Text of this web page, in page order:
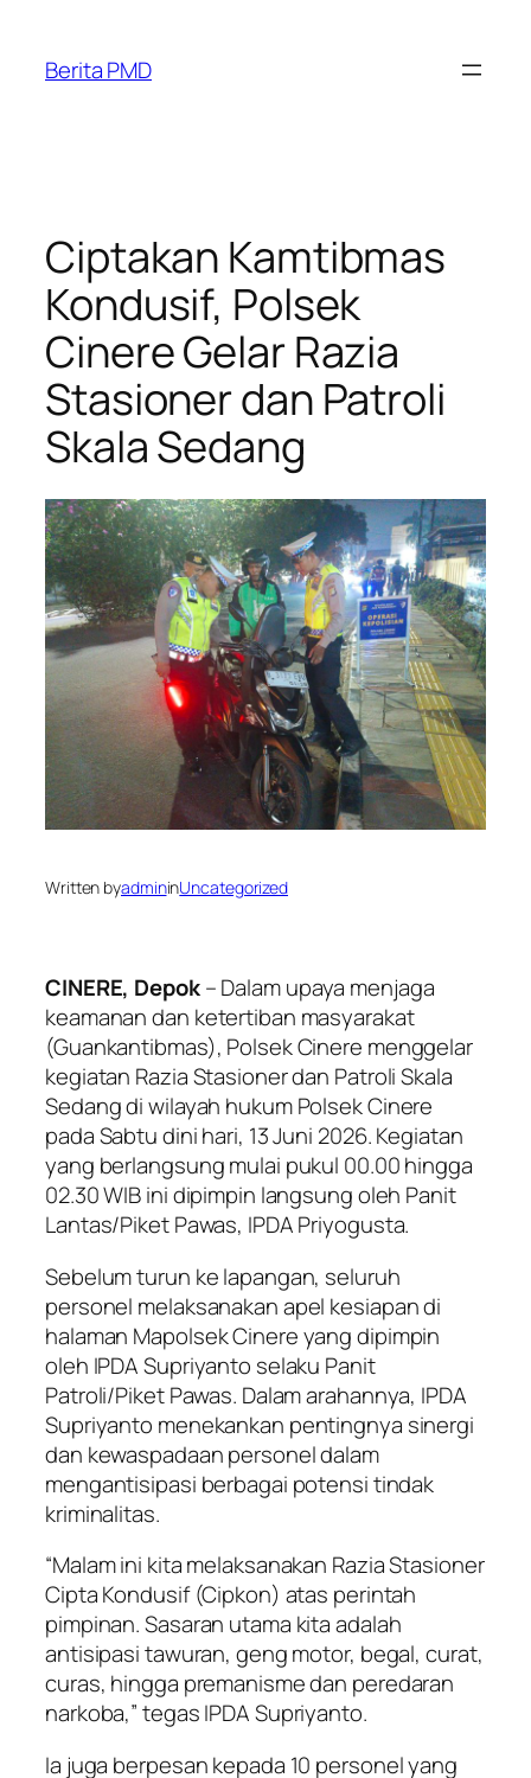
content
Berita PMD
Ciptakan Kamtibmas
Kondusif, Polsek
Cinere Gelar Razia
Stasioner dan Patroli
Skala Sedang
Written byadmininUncategorized
CINERE, Depok– Dalam upaya menjaga
keamanan dan ketertiban masyarakat
(Guankantibmas), Polsek Cinere menggelar
kegiatan Razia Stasioner dan Patroli Skala
Sedang di wilayah hukum Polsek Cinere
pada Sabtu dini hari, 13 Juni 2026. Kegiatan
yang berlangsung mulai pukul 00.00 hingga
02.30 WIB ini dipimpin langsung oleh Panit
Lantas/Piket Pawas, IPDA Priyogusta.
Sebelum turun ke lapangan, seluruh
personel melaksanakan apel kesiapan di
halaman Mapolsek Cinere yang dipimpin
oleh IPDA Supriyanto selaku Panit
Patroli/Piket Pawas. Dalam arahannya, IPDA
Supriyanto menekankan pentingnya sinergi
dan kewaspadaan personel dalam
mengantisipasi berbagai potensi tindak
kriminalitas.
“Malam ini kita melaksanakan Razia Stasioner
Cipta Kondusif (Cipkon) atas perintah
pimpinan. Sasaran utama kita adalah
antisipasi tawuran, geng motor, begal, curat,
curas, hingga premanisme dan peredaran
narkoba,” tegas IPDA Supriyanto.
Ia juga berpesan kepada 10 personel yang